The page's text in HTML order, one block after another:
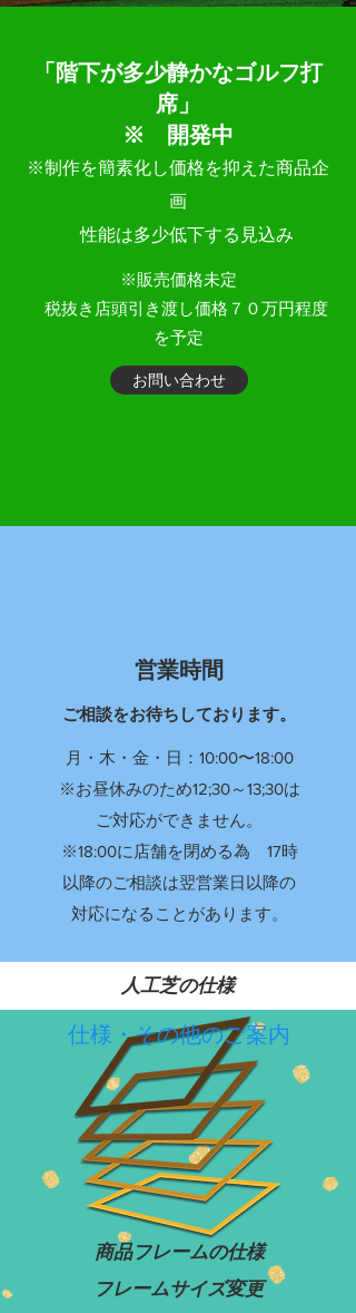
​「階下が多少静かなゴルフ打
席」
※ 開発中
※制作を簡素化し価格を抑えた商品企
画
​ 性能は多少低下する見込み
​※販売価格未定
税抜き店頭引き渡し価格７０万円程度
を予定
お問い合わせ
営業時間
ご相談をお待ちしております。
月・木・金・日：10:00〜18:00
※お昼休みのため12;30～13;30は
ご対応ができません。
※18:00に店舗を閉める為 17時
以降のご相談は翌営業日以降の
対応になることがあります。
​人工芝の仕様
​商品フレームの仕様
​フレームサイズ変更
仕様・その他のご案内